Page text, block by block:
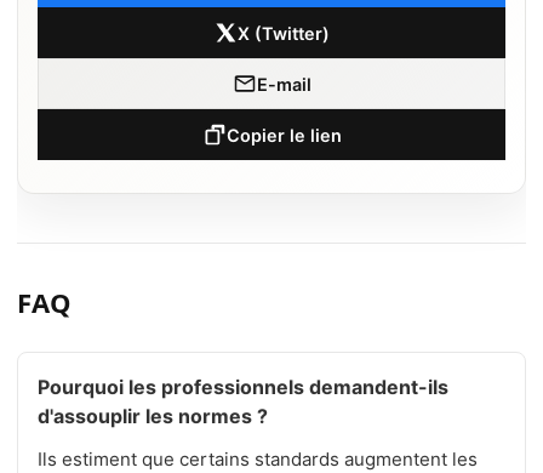
X (Twitter)
E-mail
Copier le lien
FAQ
Pourquoi les professionnels demandent-ils
d'assouplir les normes ?
Ils estiment que certains standards augmentent les